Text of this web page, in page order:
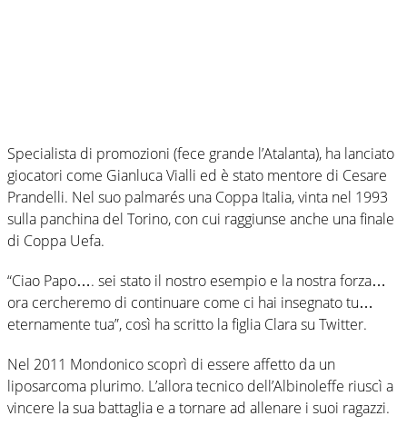
Specialista di promozioni (fece grande l’Atalanta), ha lanciato
giocatori come Gianluca Vialli ed è stato mentore di Cesare
Prandelli. Nel suo palmarés una Coppa Italia, vinta nel 1993
sulla panchina del Torino, con cui raggiunse anche una finale
di Coppa Uefa.
“Ciao Papo…. sei stato il nostro esempio e la nostra forza…
ora cercheremo di continuare come ci hai insegnato tu…
eternamente tua”, così ha scritto la figlia Clara su Twitter.
Nel 2011 Mondonico scoprì di essere affetto da un
liposarcoma plurimo. L’allora tecnico dell’Albinoleffe riuscì a
vincere la sua battaglia e a tornare ad allenare i suoi ragazzi.